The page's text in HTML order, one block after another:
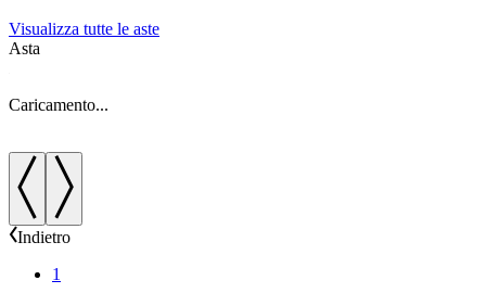
Visualizza tutte le aste
Asta
Caricamento...
Indietro
1